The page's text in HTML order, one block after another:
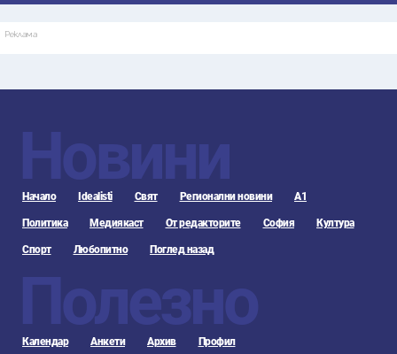
Реклама
Новини
Начало Idealisti Свят Регионални новини А1
Политика Медиякаст От редакторите София Култура
Спорт Любопитно Поглед назад
Полезно
Календар Анкети Архив Профил